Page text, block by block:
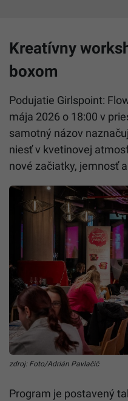
Kreatívny
boxom
Podujatie Girlspoint:
mája 2026 o 18:00 v
samotný názov
niesť v kvetinovej
nové začiatky, jemnosť
zdroj: Foto/Adrián Pavlačič
Program je postavený